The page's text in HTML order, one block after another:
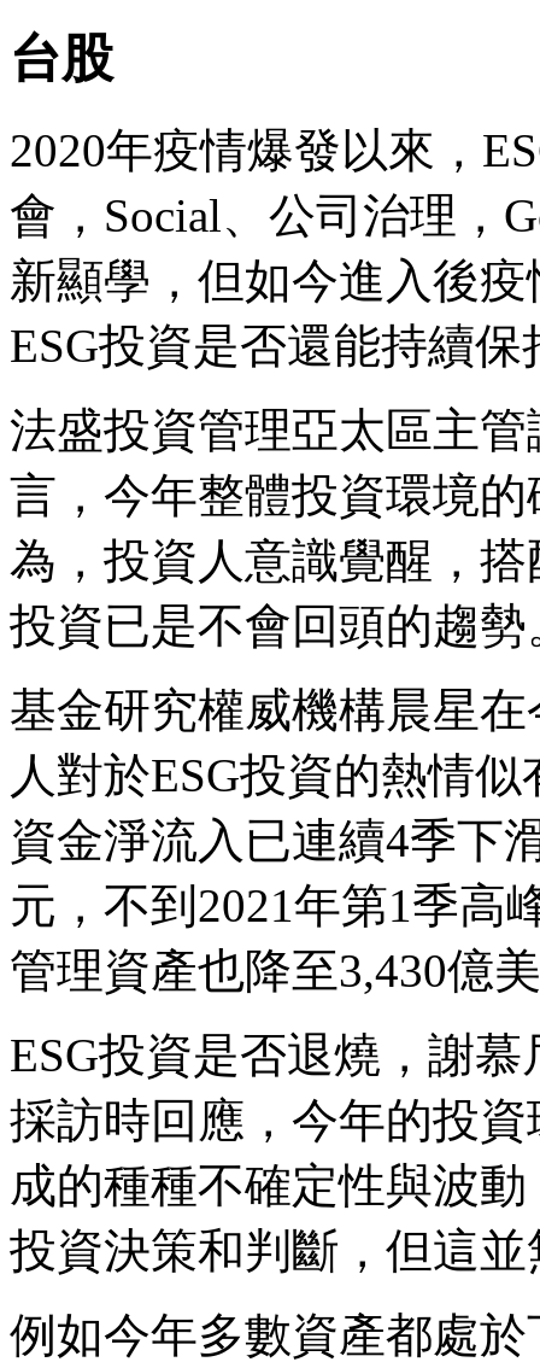
台股
2020年疫情爆發以來，
會，Social、公司治理，
新顯學，但如今進入後
ESG投資是否還能持續
法盛投資管理亞太區主管
言，今年整體投資環境
為，投資人意識覺醒，
投資已是不會回頭的趨勢
基金研究權威機構晨星
人對於ESG投資的熱情
資金淨流入已連續4季下
元，不到2021年第1季高
管理資產也降至3,430億
ESG投資是否退燒，謝
採訪時回應，今年的投
成的種種不確定性與波
投資決策和判斷，但這
例如今年多數資產都處